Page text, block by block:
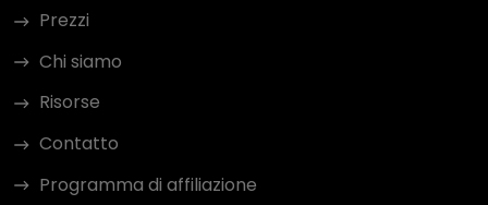
Prezzi
Chi siamo
Risorse
Contatto
Programma di affiliazione